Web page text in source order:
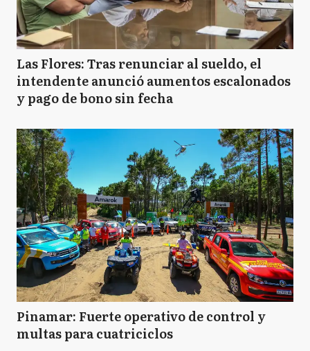
Las Flores: Tras renunciar al sueldo, el
intendente anunció aumentos escalonados
y pago de bono sin fecha
Pinamar: Fuerte operativo de control y
multas para cuatriciclos